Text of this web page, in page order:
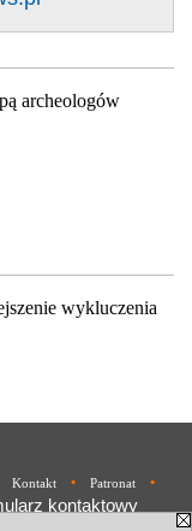
archeologów
wykluczenia
Kontakt • Patronat •
kontaktowy